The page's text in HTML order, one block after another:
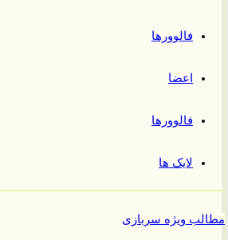
فالوورها
اعضا
فالوورها
لایک ها
ویژه سربازی